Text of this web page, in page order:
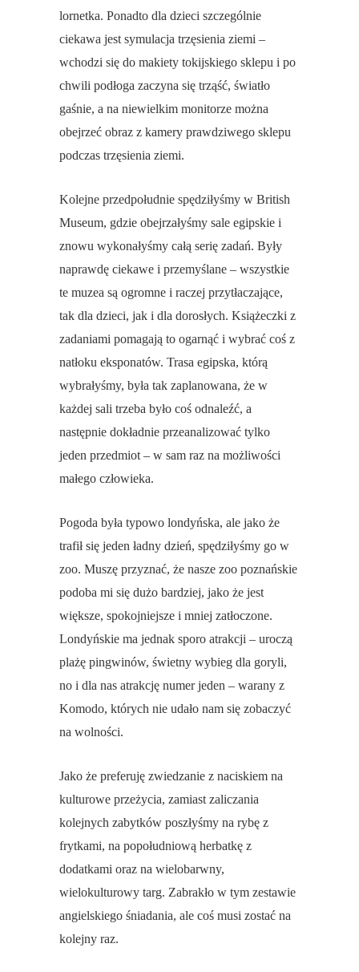
lornetka. Ponadto dla dzieci szczególnie
ciekawa jest symulacja trzęsienia ziemi –
wchodzi się do makiety tokijskiego sklepu i po
chwili podłoga zaczyna się trząść, światło
gaśnie, a na niewielkim monitorze można
obejrzeć obraz z kamery prawdziwego sklepu
podczas trzęsienia ziemi.
Kolejne przedpołudnie spędziłyśmy w British
Museum, gdzie obejrzałyśmy sale egipskie i
znowu wykonałyśmy całą serię zadań. Były
naprawdę ciekawe i przemyślane – wszystkie
te muzea są ogromne i raczej przytłaczające,
tak dla dzieci, jak i dla dorosłych. Książeczki z
zadaniami pomagają to ogarnąć i wybrać coś z
natłoku eksponatów. Trasa egipska, którą
wybrałyśmy, była tak zaplanowana, że w
każdej sali trzeba było coś odnaleźć, a
następnie dokładnie przeanalizować tylko
jeden przedmiot – w sam raz na możliwości
małego człowieka.
Pogoda była typowo londyńska, ale jako że
trafił się jeden ładny dzień, spędziłyśmy go w
zoo. Muszę przyznać, że nasze zoo poznańskie
podoba mi się dużo bardziej, jako że jest
większe, spokojniejsze i mniej zatłoczone.
Londyńskie ma jednak sporo atrakcji – uroczą
plażę pingwinów, świetny wybieg dla goryli,
no i dla nas atrakcję numer jeden – warany z
Komodo, których nie udało nam się zobaczyć
na wolności.
Jako że preferuję zwiedzanie z naciskiem na
kulturowe przeżycia, zamiast zaliczania
kolejnych zabytków poszłyśmy na rybę z
frytkami, na popołudniową herbatkę z
dodatkami oraz na wielobarwny,
wielokulturowy targ. Zabrakło w tym zestawie
angielskiego śniadania, ale coś musi zostać na
kolejny raz.